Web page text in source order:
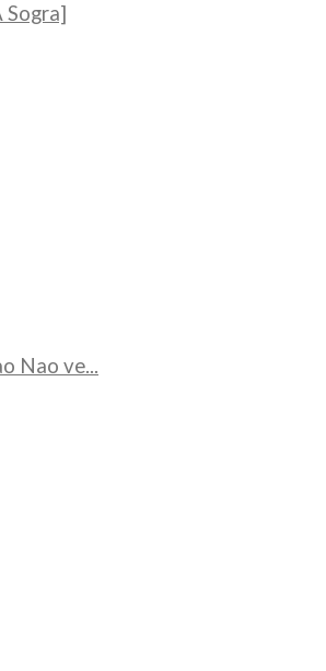
Sogra]
Nao ve...